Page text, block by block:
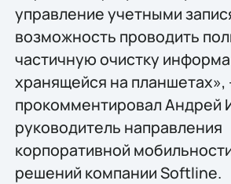
управление учетными
возможность проводить
частичную очистку
хранящейся на планшетах»,
прокомментировал Андрей
руководитель направления
корпоративной
решений компании Softline.